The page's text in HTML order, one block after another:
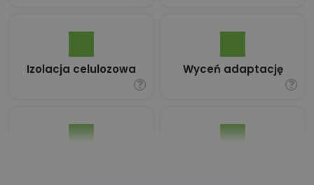
Izolacja celulozowa Wyceń adaptację